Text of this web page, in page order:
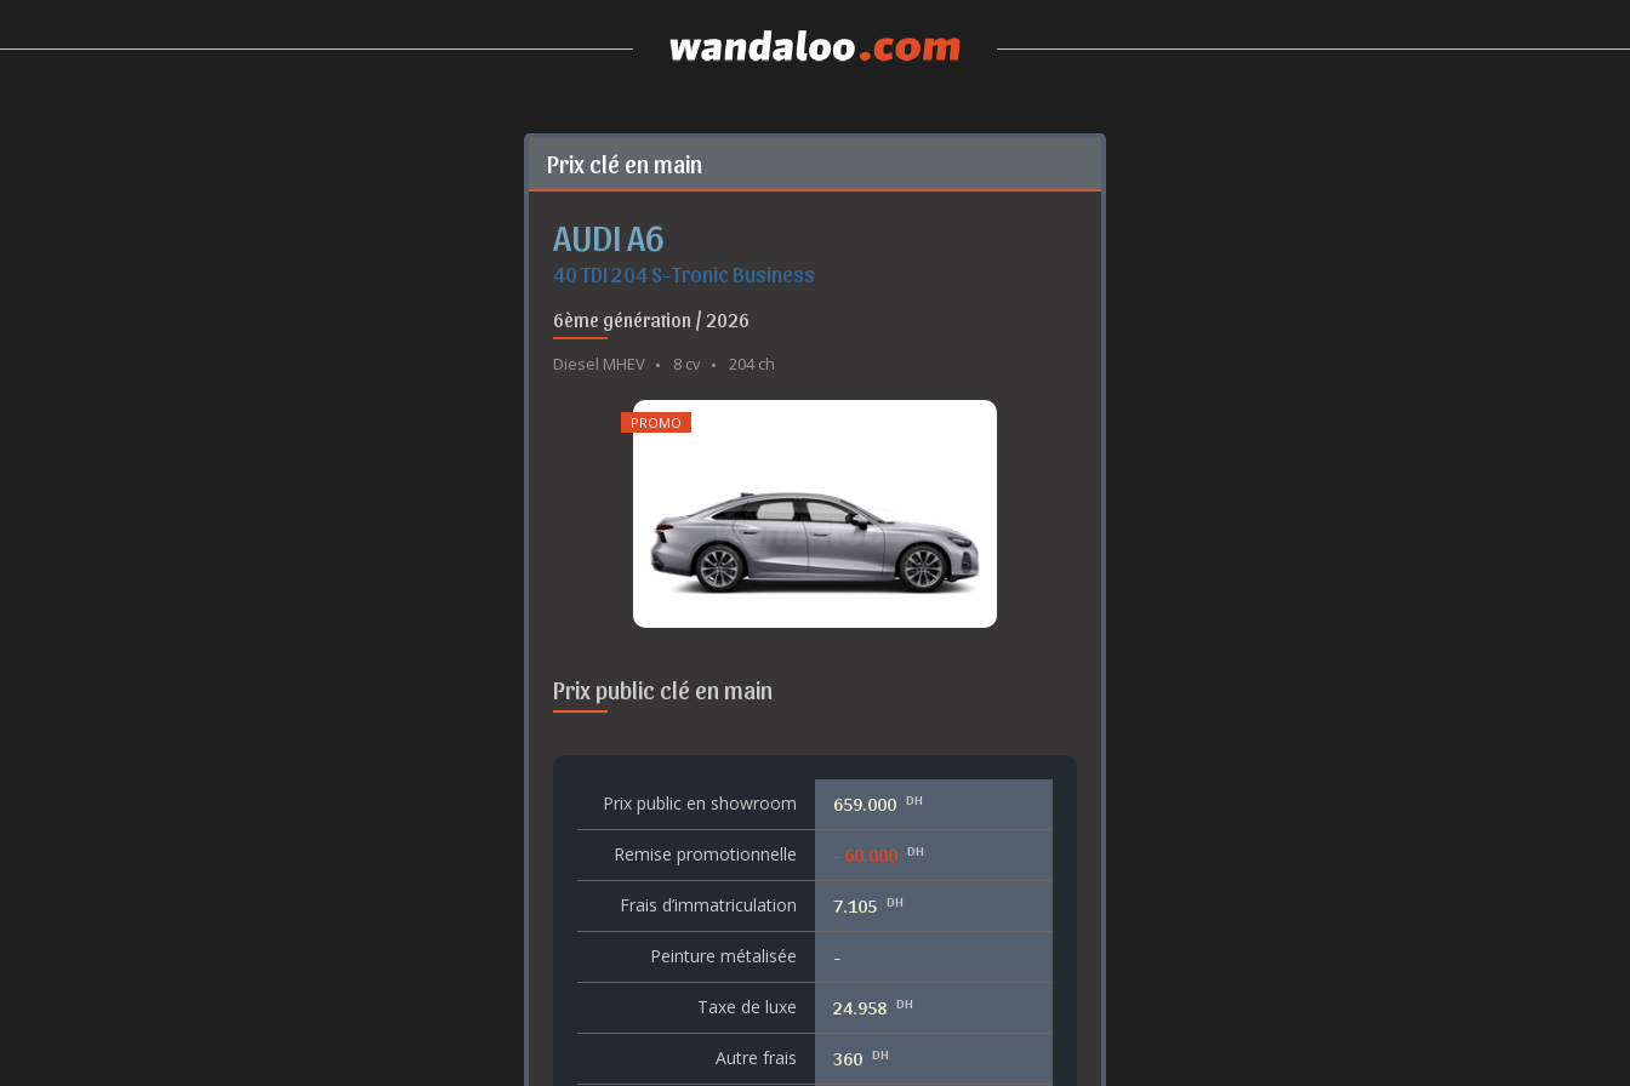
Prix clé en main
AUDI A6
40 TDI 204 S-Tronic Business
6ème génération / 2026
Diesel MHEV 8 cv 204 ch
PROMO
Prix public clé en main
Prix public en showroom 659.000 DH
Remise promotionnelle - 60.000 DH
Frais d’immatriculation 7.105 DH
Peinture métalisée -
Taxe de luxe 24.958 DH
Autre frais 360 DH